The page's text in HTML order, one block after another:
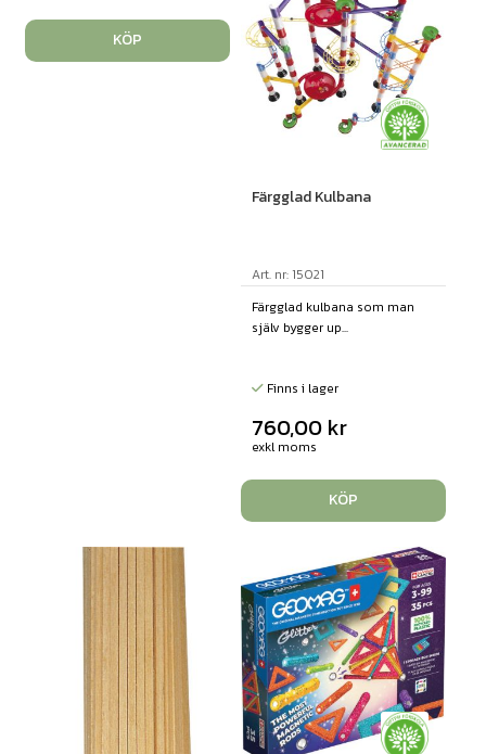
KÖP
Färgglad Kulbana
Art. nr: 15021
Färgglad kulbana som man
själv bygger up...
Finns i lager
760,00 kr
exkl moms
KÖP